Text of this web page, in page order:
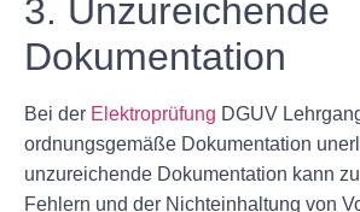
3. Unzureichende
Dokumentation
Bei der Elektroprüfung DGUV
ordnungsgemäße Dokumentation
unzureichende Dokumentation kann
Fehlern und der Nichteinhaltung von